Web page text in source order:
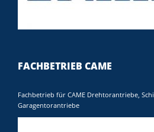
FACHBETRIEB CAME
Fachbetrieb für CAME Drehtorantriebe,
Garagentorantriebe